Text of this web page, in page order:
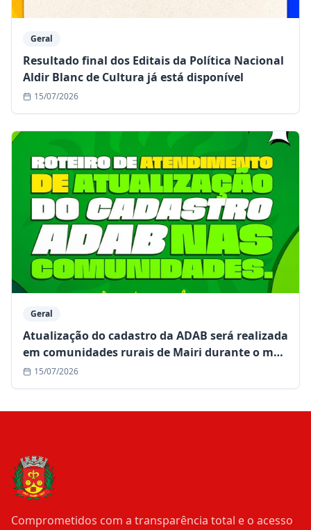
Geral
Resultado final dos Editais da Política Nacional
Aldir Blanc de Cultura já está disponível
15/07/2026
Geral
Atualização do cadastro da ADAB será realizada
em comunidades rurais de Mairi durante o mês
de julho
15/07/2026
Comprometidos com a transparência total e o acesso